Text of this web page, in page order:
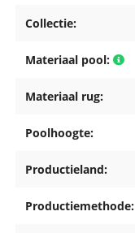
Collectie:
Materiaal pool:
Materiaal rug:
Poolhoogte:
Productieland:
Productiemethode: